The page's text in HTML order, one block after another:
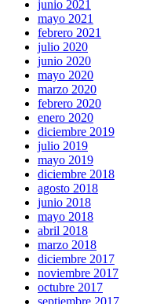
junio 2021
mayo 2021
febrero 2021
julio 2020
junio 2020
mayo 2020
marzo 2020
febrero 2020
enero 2020
diciembre 2019
julio 2019
mayo 2019
diciembre 2018
agosto 2018
junio 2018
mayo 2018
abril 2018
marzo 2018
diciembre 2017
noviembre 2017
octubre 2017
septiembre 2017